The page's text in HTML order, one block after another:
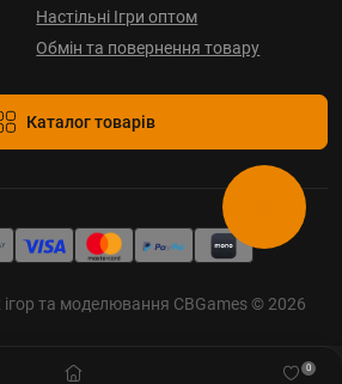
0
Настільні Ігри оптом
Обмін та повернення товару
Каталог товарів
та моделювання CBGames © 2026